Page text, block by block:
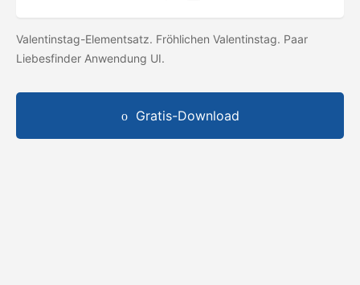
Valentinstag-Elementsatz. Fröhlichen Valentinstag. Paar
Liebesfinder Anwendung UI.
Gratis-Download